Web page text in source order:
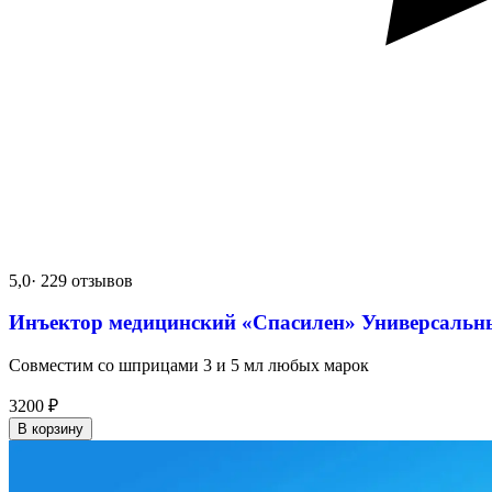
5,0· 229 отзывов
Инъектор медицинский «Спасилен»
Совместим со шприцами 3 и 5 мл любых марок
3200 ₽
В корзину